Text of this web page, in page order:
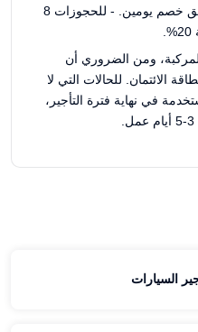
للحجوزات بين 4-7 أيام، يتم تطبيق خصم يومين. - للحجوزات 8
ومن الضروري أن
الائتمان. للحالات التي لا
في نهاية فترة التأجير،
السيارات